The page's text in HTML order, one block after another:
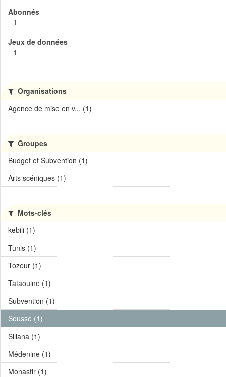
Abonnés
1
Jeux de données
1
Organisations
Agence de mise en v... (1)
Groupes
Budget et Subvention (1)
Arts scéniques (1)
Mots-clés
kebili (1)
Tunis (1)
Tozeur (1)
Tataouine (1)
Subvention (1)
Sousse (1)
Siliana (1)
Médenine (1)
Monastir (1)